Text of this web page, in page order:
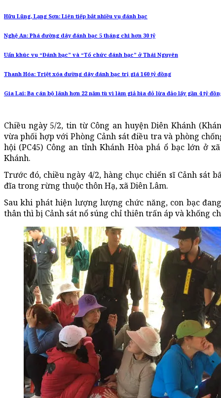
Hữu Lũng, Lạng Sơn: Liên tiếp bắt nhiều vụ đánh bạc
Nghệ An: Phá đường dây đánh bạc 5 tháng chi hơn 30 tỷ
Uẩn khúc vụ “Đánh bạc” và “Tổ chức đánh bạc” ở Thái Nguyên
Thanh Hóa: Triệt xóa đường dây đánh bạc trị giá 160 tỷ đồng
Gia Lai: Ba cán bộ lãnh hơn 22 năm tù vì làm giả bìa đỏ lừa đảo lấy gần 4 tỷ
Chiều ngày 5/2, tin từ Công an huyện Diên Khánh
vừa phối hợp với Phòng Cảnh sát điều tra và phòng
hội (PC45) Công an tỉnh Khánh Hòa phá ổ bạc lớn ở
Khánh.
Trước đó, chiều ngày 4/2, hàng chục chiến sĩ Cảnh sát
đĩa trong rừng thuộc thôn Hạ, xã Diên Lâm.
Sau khi phát hiện lượng lượng chức năng, con bạc
thân thì bị Cảnh sát nổ súng chỉ thiên trấn áp và khống